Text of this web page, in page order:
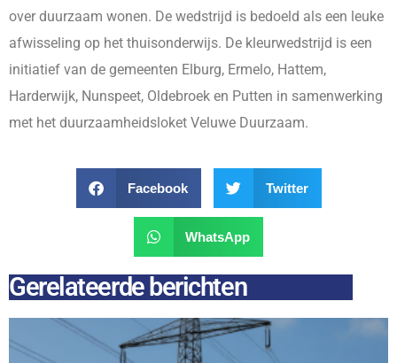
over duurzaam wonen. De wedstrijd is bedoeld als een leuke
afwisseling op het thuisonderwijs. De kleurwedstrijd is een
initiatief van de gemeenten Elburg, Ermelo, Hattem,
Harderwijk, Nunspeet, Oldebroek en Putten in samenwerking
met het duurzaamheidsloket Veluwe Duurzaam.
Facebook Twitter
WhatsApp
Gerelateerde berichten